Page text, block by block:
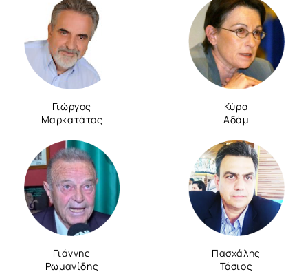
Γιώργος
Μαρκατάτος
Κύρα
Αδάμ
Γιάννης
Ρωμανίδης
Πασχάλης
Τόσιος